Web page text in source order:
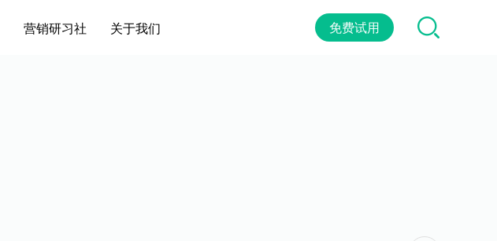
营销研习社 关于我们 免费试用